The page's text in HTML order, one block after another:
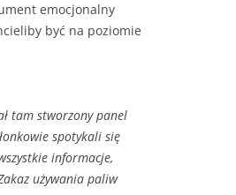
emocjonalny
być na poziomie
tam stworzony panel
spotykali się
informacje,
używania paliw